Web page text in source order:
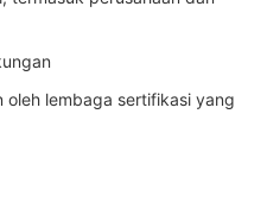
oleh lembaga sertifikasi yang